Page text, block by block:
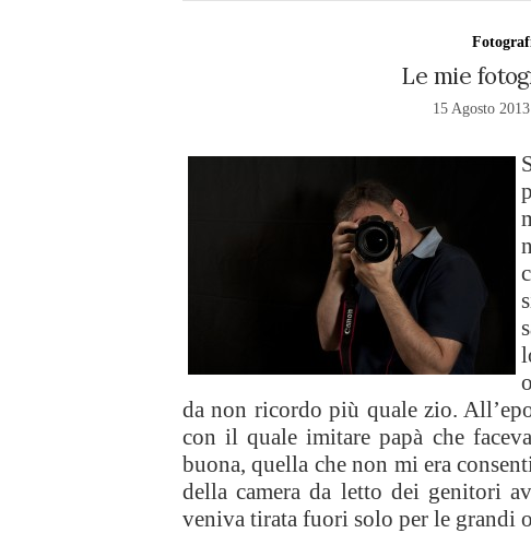
Le mie
15 Agosto 2013
da non ricordo più quale zio.
con il quale imitare papà che
buona, quella che non mi era
della camera da letto dei genitori
veniva tirata fuori solo per le grandi